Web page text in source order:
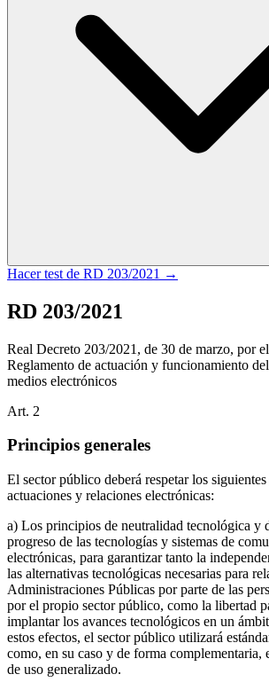
Hacer test de RD 203/2021 →
RD 203/2021
Real Decreto 203/2021, de 30 de marzo, por
Reglamento de actuación y funcionamiento
medios electrónicos
Art. 2
Principios generales
El sector público deberá respetar los
actuaciones y relaciones electrónicas:
a) Los principios de neutralidad tecnológica y
progreso de las tecnologías y sistemas de
electrónicas, para garantizar tanto la
las alternativas tecnológicas necesarias para
Administraciones Públicas por parte de las
por el propio sector público, como la libertad
implantar los avances tecnológicos en un
estos efectos, el sector público utilizará
como, en su caso y de forma complementaria,
de uso generalizado.